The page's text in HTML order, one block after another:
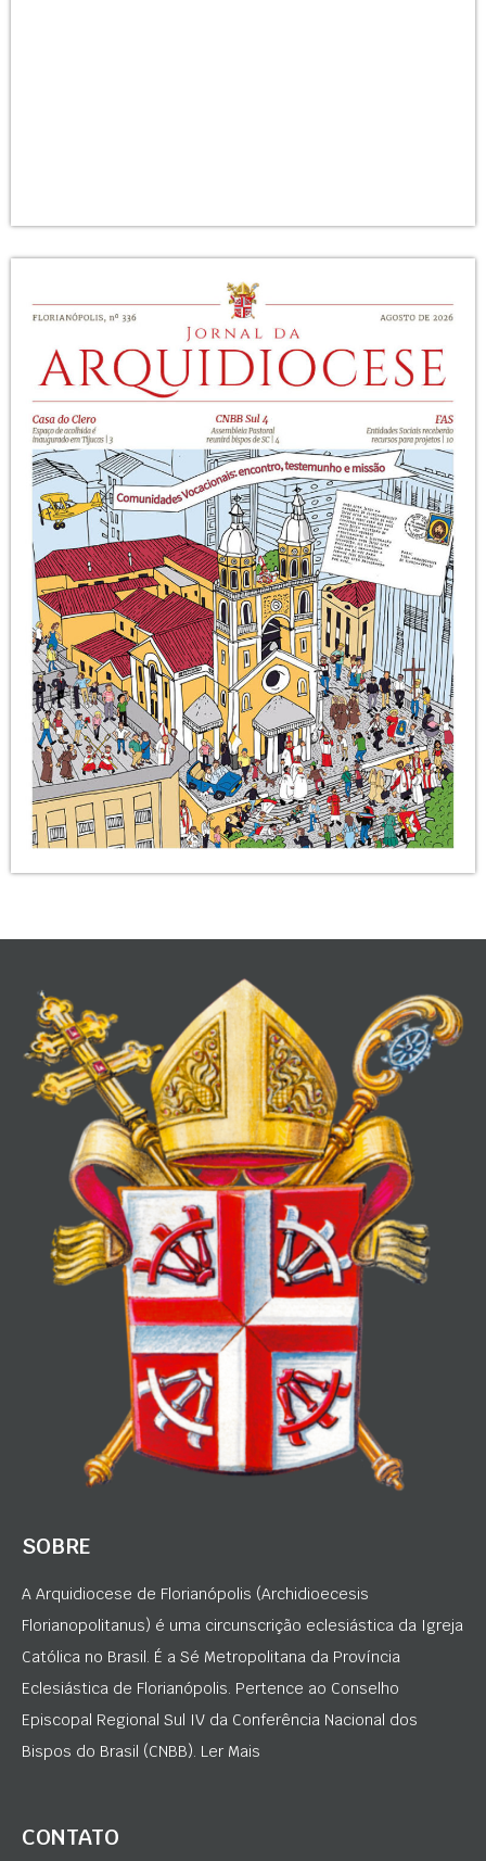
SOBRE
A Arquidiocese de Florianópolis (Archidioecesis
Florianopolitanus) é uma circunscrição eclesiástica da Igreja
Católica no Brasil. É a Sé Metropolitana da Província
Eclesiástica de Florianópolis. Pertence ao Conselho
Episcopal Regional Sul IV da Conferência Nacional dos
Bispos do Brasil (CNBB). Ler Mais
CONTATO